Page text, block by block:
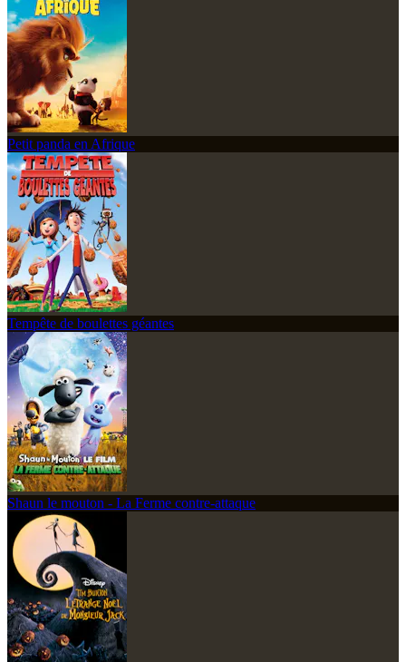
Petit panda en Afrique
Tempête de boulettes géantes
Shaun le mouton - La Ferme contre-attaque